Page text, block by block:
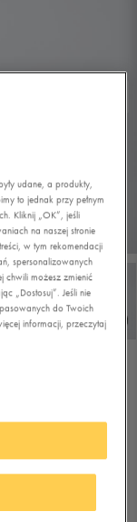
udane, a produkty,
to jednak przy pełnym
Kliknij „OK”, jeśli
na naszej stronie
w tym rekomendacji
spersonalizowanych
chwili możesz zmienić
„Dostosuj”. Jeśli nie
do Twoich
informacji, przeczytaj